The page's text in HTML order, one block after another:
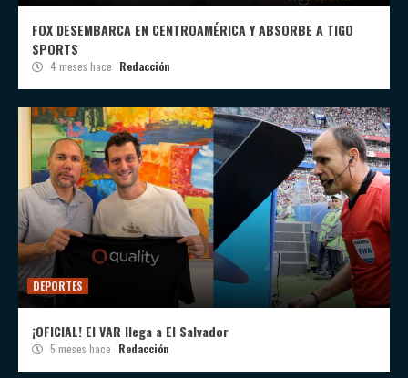
FOX DESEMBARCA EN CENTROAMÉRICA Y ABSORBE A TIGO
SPORTS
4 meses hace Redacción
DEPORTES
¡OFICIAL! El VAR llega a El Salvador
5 meses hace Redacción